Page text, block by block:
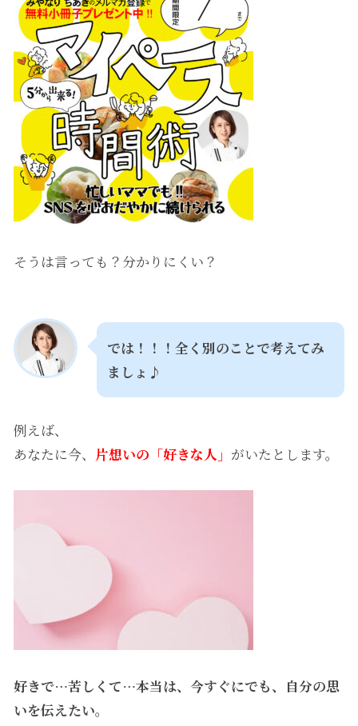
そうは言っても？分かりにくい？
では！！！全く別のことで考えてみ
ましょ♪
例えば、
あなたに今、 片想いの「好きな人」 がいたとします。
好きで…苦しくて…本当は、今すぐにでも、自分の思
いを伝えたい。